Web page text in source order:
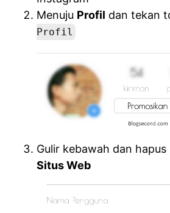
Menuju Profil dan tekan
Profil
Gulir kebawah dan
Situs Web